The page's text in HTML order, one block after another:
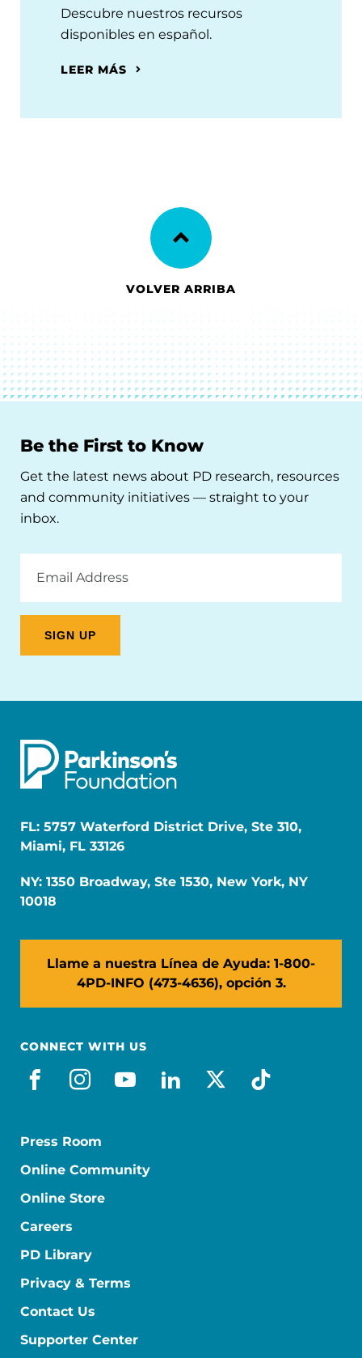
Descubre nuestros recursos
disponibles en español.
LEER MÁS
VOLVER ARRIBA
Be the First to Know
Get the latest news about PD research, resources
and community initiatives — straight to your
inbox.
Address
FL: 5757 Waterford District Drive, Ste 310,
Miami, FL 33126
NY: 1350 Broadway, Ste 1530, New York, NY
10018
Llame a nuestra Línea de Ayuda: 1-800-
4PD-INFO (473-4636), opción 3.
CONNECT WITH US
facebook_es
instagram
youtube
linkedin
x-socialtiktok
Press Room
Online Community
Online Store
Careers
PD Library
Privacy & Terms
Contact Us
Supporter Center